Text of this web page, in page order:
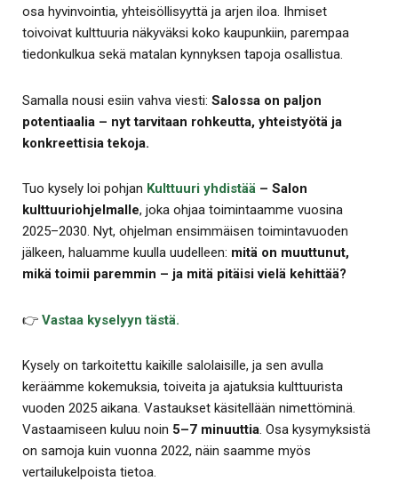
osa hyvinvointia, yhteisöllisyyttä ja arjen iloa. Ihmiset
toivoivat kulttuuria näkyväksi koko kaupunkiin, parempaa
tiedonkulkua sekä matalan kynnyksen tapoja osallistua.
Samalla nousi esiin vahva viesti: Salossa on paljon
potentiaalia – nyt tarvitaan rohkeutta, yhteistyötä ja
konkreettisia tekoja.
Tuo kysely loi pohjan Kulttuuri yhdistää – Salon
kulttuuriohjelmalle, joka ohjaa toimintaamme vuosina
2025–2030. Nyt, ohjelman ensimmäisen toimintavuoden
jälkeen, haluamme kuulla uudelleen: mitä on muuttunut,
mikä toimii paremmin – ja mitä pitäisi vielä kehittää?
👉 Vastaa kyselyyn tästä.
Kysely on tarkoitettu kaikille salolaisille, ja sen avulla
keräämme kokemuksia, toiveita ja ajatuksia kulttuurista
vuoden 2025 aikana. Vastaukset käsitellään nimettöminä.
Vastaamiseen kuluu noin 5–7 minuuttia. Osa kysymyksistä
on samoja kuin vuonna 2022, näin saamme myös
vertailukelpoista tietoa.